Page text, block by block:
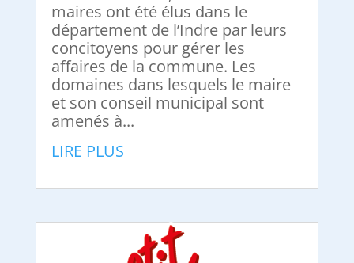
maires ont été élus dans le
département de l’Indre par leurs
concitoyens pour gérer les
affaires de la commune. Les
domaines dans lesquels le maire
et son conseil municipal sont
amenés à...
LIRE PLUS